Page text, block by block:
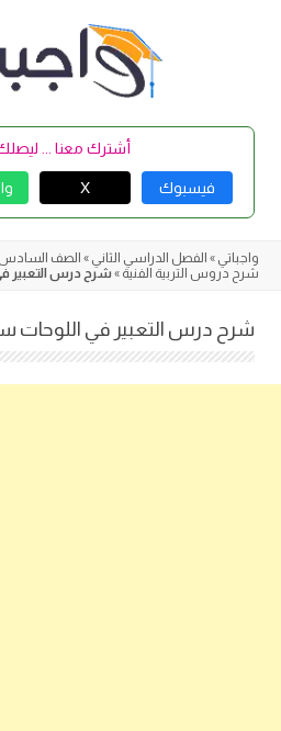
أشترك معنا ...
فيسبوك X
واجباتي » الفصل الدراسي الثاني » الصف السادس
شرح دروس التربية الفنية » شرح درس التعبير
شرح درس التعبير في اللوحات